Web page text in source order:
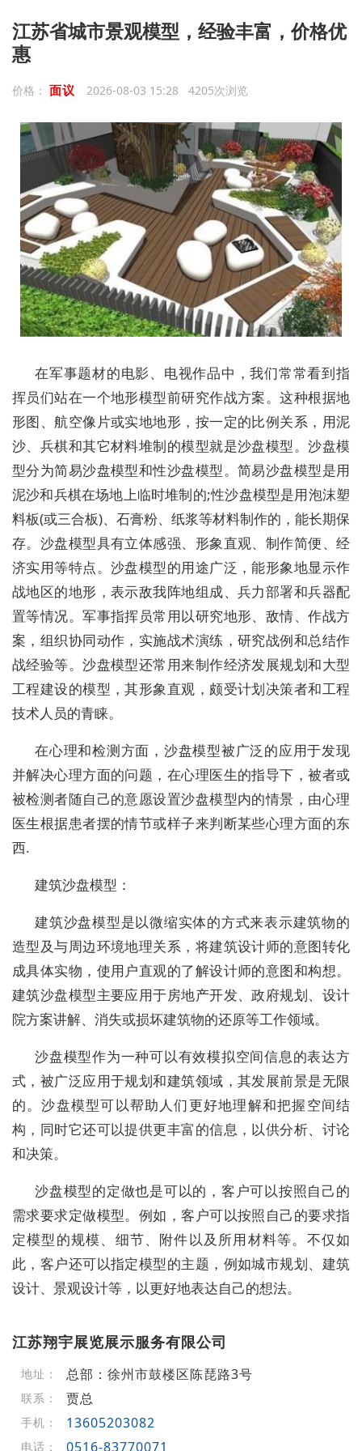
江苏省城市景观模型，经验丰富，价格优
惠
价格： 面议 2026-08-03 15:28 4205次浏览
在军事题材的电影、电视作品中，我们常常看到指
挥员们站在一个地形模型前研究作战方案。这种根据地
形图、航空像片或实地地形，按一定的比例关系，用泥
沙、兵棋和其它材料堆制的模型就是沙盘模型。沙盘模
型分为简易沙盘模型和性沙盘模型。简易沙盘模型是用
泥沙和兵棋在场地上临时堆制的;性沙盘模型是用泡沫塑
料板(或三合板)、石膏粉、纸浆等材料制作的，能长期保
存。沙盘模型具有立体感强、形象直观、制作简便、经
济实用等特点。沙盘模型的用途广泛，能形象地显示作
战地区的地形，表示敌我阵地组成、兵力部署和兵器配
置等情况。军事指挥员常用以研究地形、敌情、作战方
案，组织协同动作，实施战术演练，研究战例和总结作
战经验等。沙盘模型还常用来制作经济发展规划和大型
工程建设的模型，其形象直观，颇受计划决策者和工程
技术人员的青睐。
在心理和检测方面，沙盘模型被广泛的应用于发现
并解决心理方面的问题，在心理医生的指导下，被者或
被检测者随自己的意愿设置沙盘模型内的情景，由心理
医生根据患者摆的情节或样子来判断某些心理方面的东
西.
建筑沙盘模型：
建筑沙盘模型是以微缩实体的方式来表示建筑物的
造型及与周边环境地理关系，将建筑设计师的意图转化
成具体实物，使用户直观的了解设计师的意图和构想。
建筑沙盘模型主要应用于房地产开发、政府规划、设计
院方案讲解、消失或损坏建筑物的还原等工作领域。
沙盘模型作为一种可以有效模拟空间信息的表达方
式，被广泛应用于规划和建筑领域，其发展前景是无限
的。沙盘模型可以帮助人们更好地理解和把握空间结
构，同时它还可以提供更丰富的信息，以供分析、讨论
和决策。
沙盘模型的定做也是可以的，客户可以按照自己的
需求要求定做模型。例如，客户可以按照自己的要求指
定模型的规模、细节、附件以及所用材料等。不仅如
此，客户还可以指定模型的主题，例如城市规划、建筑
设计、景观设计等，以更好地表达自己的想法。
江苏翔宇展览展示服务有限公司
地址： 总部：徐州市鼓楼区陈琵路3号
联系： 贾总
手机： 13605203082
电话： 0516-83770071